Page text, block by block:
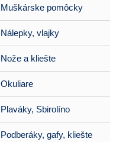
Muškárske pomôcky
Nálepky, vlajky
Nože a kliešte
Okuliare
Plaváky, Sbirolíno
Podberáky, gafy, kliešte